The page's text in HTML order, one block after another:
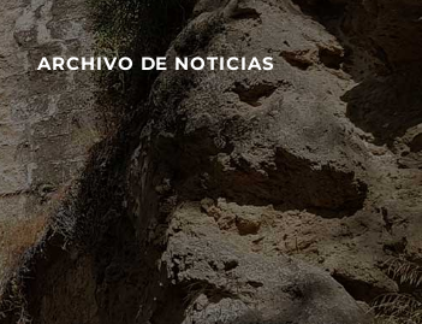
ARCHIVO DE NOTICIAS